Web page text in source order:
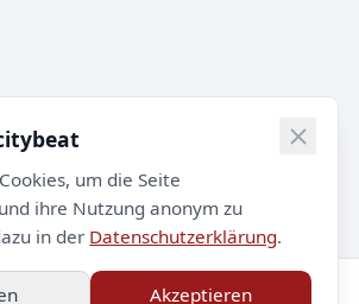
um die Seite
ihre Nutzung anonym zu
in der Datenschutzerklärung.
Akzeptieren